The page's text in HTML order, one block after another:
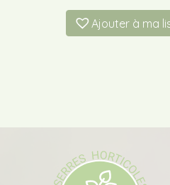
Ajouter à ma